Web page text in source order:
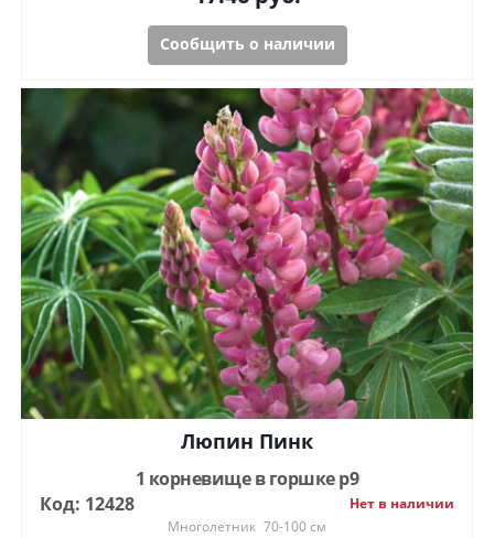
Сообщить о наличии
Люпин Пинк
1 корневище в горшке р9
Код: 12428
Нет в наличии
Многолетник 70-100 см